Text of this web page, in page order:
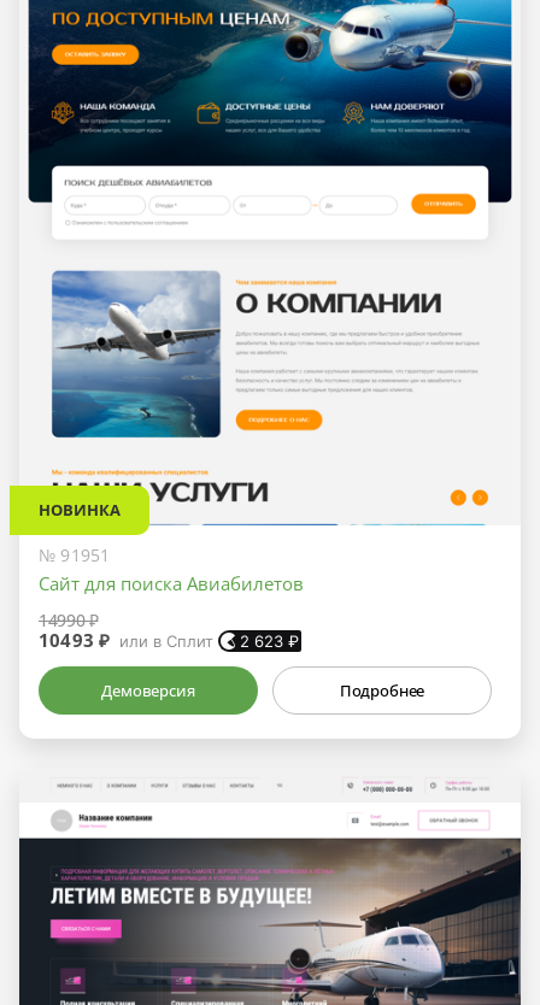
НОВИНКА
№ 91951
Сайт для поиска Авиабилетов
14990 ₽
10493 ₽ или в Сплит 2 623 ₽
Демоверсия Подробнее